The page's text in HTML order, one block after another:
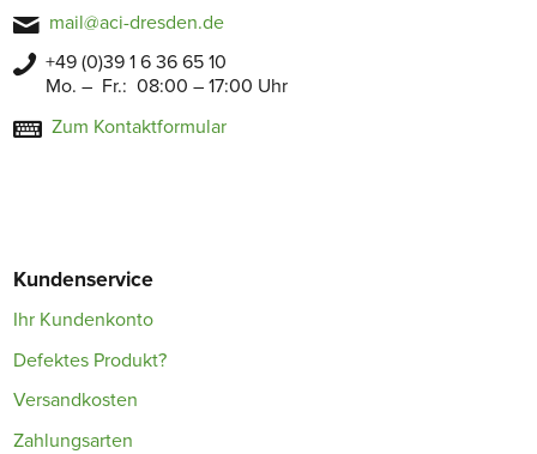
mail@aci-dresden.de
+49 (0)39 1 6 36 65 10
Mo. – Fr.: 08:00 – 17:00 Uhr
Zum Kontaktformular
Kundenservice
Ihr Kundenkonto
Defektes Produkt?
Versandkosten
Zahlungsarten